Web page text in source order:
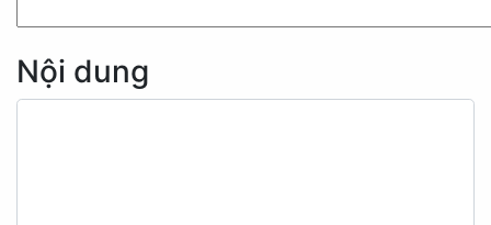
Nội dung